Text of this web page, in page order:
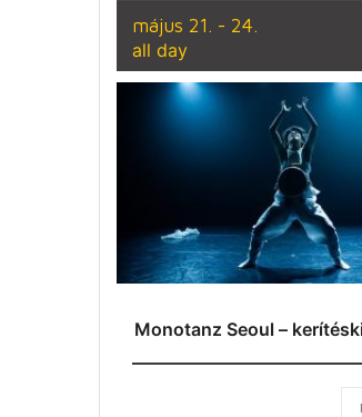
május 21. - 24.
all day
Monotanz Seoul –